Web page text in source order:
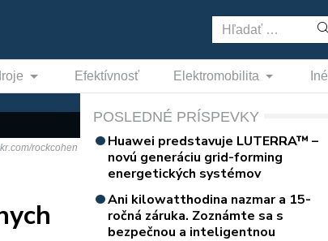
Hľadať:
Efektívnosť Elektromobilita Iné
rockcohen
POSLEDNÉ PRÍSPEVKY
Huawei predstavuje LUTERRA™ –
novú generáciu grid-forming
energetických systémov
Ani kilowatthodina nazmar a 15-
ročná záruka. Zoznámte sa s
bezpečnou a inteligentnou